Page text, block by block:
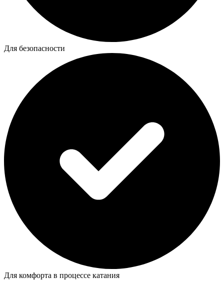
Для безопасности
Для комфорта в процессе катания